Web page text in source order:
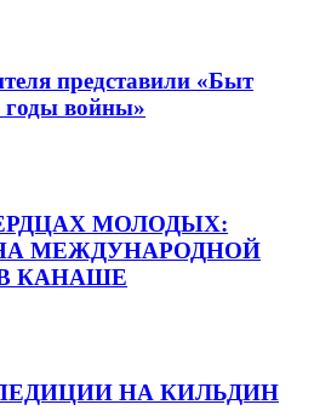
представили «Быт
годы войны»
МОЛОДЫХ:
МЕЖДУНАРОДНОЙ
КАНАШЕ
НА КИЛЬДИН